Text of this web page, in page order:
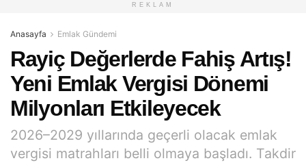
REKLAM
Anasayfa Emlak Gündemi
Rayiç Değerlerde Fahiş Artış!
Yeni Emlak Vergisi Dönemi
Milyonları Etkileyecek
2026–2029 yıllarında geçerli olacak emlak
vergisi matrahları belli olmaya başladı. Takdir